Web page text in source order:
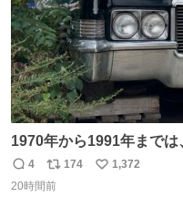
1970年から1991年まで
ートが使用されていました。 その後、この制度は
れ、すべての「0」ナンバ
返
信
4
リ
ポ
174
い
1,372
20時間前